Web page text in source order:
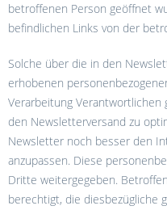
betroffenen Person geöffnet
befindlichen Links von der
Solche über die in den
erhobenen
Verarbeitung
den Newsletterversand zu
Newsletter noch besser den
anzupassen. Diese
Dritte weitergegeben.
berechtigt, die diesbezügliche